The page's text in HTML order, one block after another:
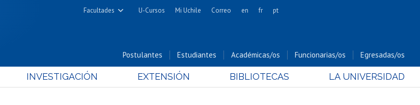
Facultades
Cs. Físicas y Matemáticas
Cs. Forestales y Conservación
Cs. Químicas y Farmacéuticas
Cs. Sociales
U-Cursos Mi Uchile Correo en fr pt
Postulantes Estudiantes Académicas/os Funcionarias/os Egresadas/os
INVESTIGACIÓN EXTENSIÓN BIBLIOTECAS LA UNIVERSIDAD